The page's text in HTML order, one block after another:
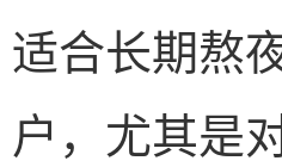
适合长期熬
户，尤其是